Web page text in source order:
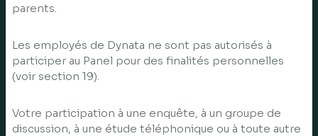
parents.
Les employés de Dynata ne sont pas autorisés à
participer au Panel pour des finalités personnelles
(voir section 19).
Votre participation à une enquête, à un groupe de
discussion, à une étude téléphonique ou à toute autre